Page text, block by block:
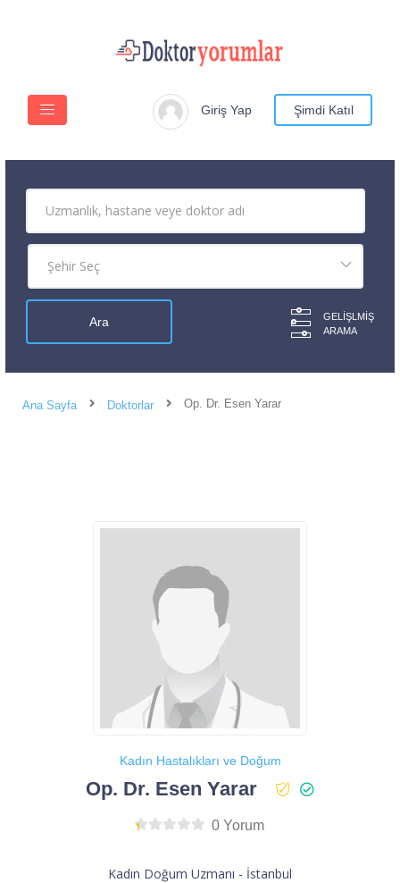
Giriş Yap Şimdi Katıl
GELIŞLMIŞ
ARAMA
Ana Sayfa Doktorlar Op. Dr. Esen Yarar
Kadın Hastalıkları ve Doğum
Op. Dr. Esen Yarar
0 Yorum
Kadın Doğum Uzmanı - İstanbul